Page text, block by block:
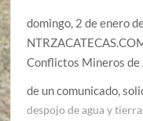
domingo, 2 de enero
Conflictos Mineros
de un comunicado,
despojo de agua y